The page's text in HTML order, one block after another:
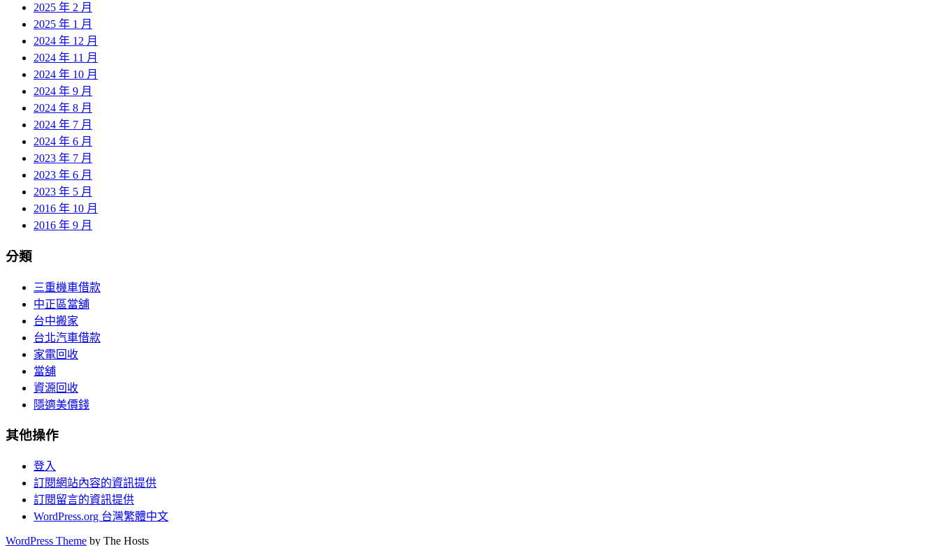
2025 年 2 月
2025 年 1 月
2024 年 12 月
2024 年 11 月
2024 年 10 月
2024 年 9 月
2024 年 8 月
2024 年 7 月
2024 年 6 月
2023 年 7 月
2023 年 6 月
2023 年 5 月
2016 年 10 月
2016 年 9 月
分類
三重機車借款
中正區當舖
台中搬家
台北汽車借款
家電回收
當舖
資源回收
隱適美價錢
其他操作
登入
訂閱網站內容的資訊提供
訂閱留言的資訊提供
WordPress.org 台灣繁體中文
WordPress Theme by The Hosts